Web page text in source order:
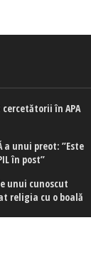
cercetătorii în APA
a unui preot: ”Este
în post”
unui cunoscut
religia cu o boală